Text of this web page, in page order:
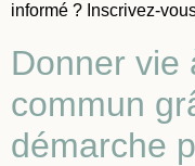
informé ? Inscrivez-
Donner vie
commun
démarche